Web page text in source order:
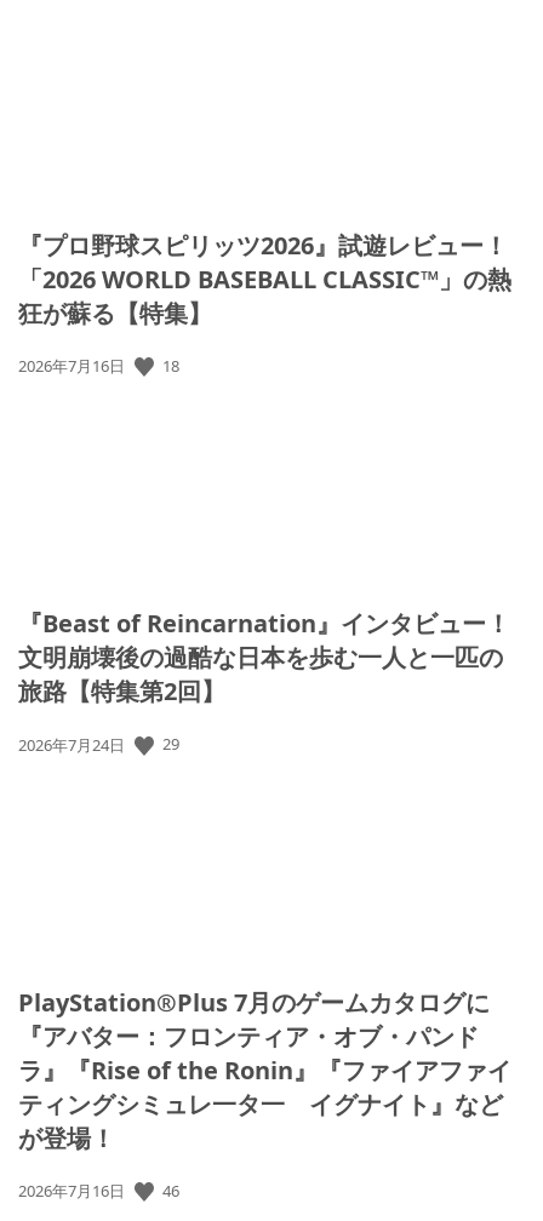
『プロ野球スピリッツ2026』試遊レビュー！
「2026 WORLD BASEBALL CLASSIC™」の熱
狂が蘇る【特集】
公
2026年7月16日 18
『Beast of Reincarnation』インタビュー！
文明崩壊後の過酷な日本を歩む一人と一匹の
旅路【特集第2回】
公
2026年7月24日 29
PlayStation®Plus 7月のゲームカタログに
『アバター：フロンティア・オブ・パンド
ラ』『Rise of the Ronin』『ファイアファイ
ティングシミュレ一タ一 イグナイト』など
が登場！
公
2026年7月16日 46